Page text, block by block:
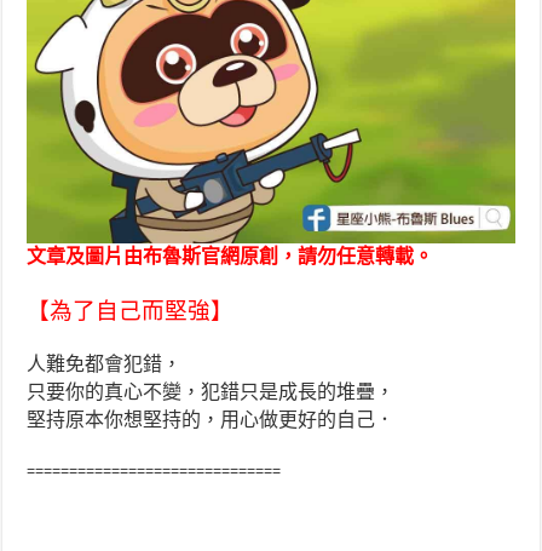
文章及圖片由布魯斯官網原創，請勿任意轉載。
【為了自己而堅強】
人難免都會犯錯，
只要你的真心不變，犯錯只是成長的堆疊，
堅持原本你想堅持的，用心做更好的自己．
==============================